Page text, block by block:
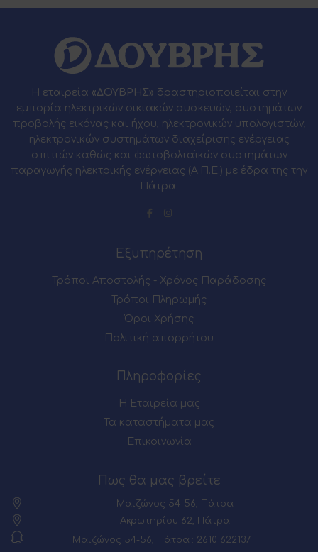
Η εταιρεία «ΔΟΥΒΡΗΣ» δραστηριοποιείται στην
εμπορία ηλεκτρικών οικιακών συσκευών, συστημάτων
προβολής εικόνας και ήχου, ηλεκτρονικών υπολογιστών,
ηλεκτρονικών συστημάτων διαχείρισης ενέργειας
σπιτιών καθώς και φωτοβολταϊκών συστημάτων
παραγωγής ηλεκτρικής ενέργειας (Α.Π.Ε.) με έδρα της την
Πάτρα.
Εξυπηρέτηση
Τρόποι Αποστολής - Χρόνος Παράδοσης
Τρόποι Πληρωμής
Όροι Χρήσης
Πολιτική απορρήτου
Πληροφορίες
Η Εταιρεία μας
Τα καταστήματα μας
Επικοινωνία
Πως θα μας βρείτε
Μαιζώνος 54-56, Πάτρα
Ακρωτηρίου 62, Πάτρα
Μαιζώνος 54-56, Πάτρα : 2610 622137